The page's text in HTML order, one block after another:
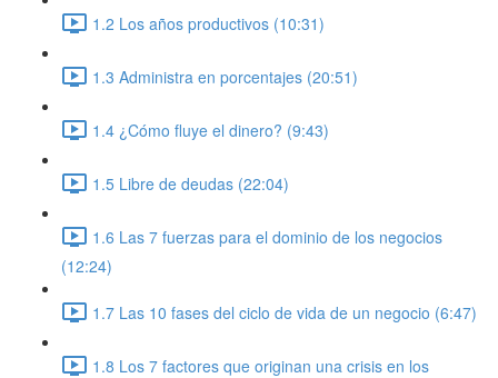
1.2 Los años productivos (10:31)
1.3 Administra en porcentajes (20:51)
1.4 ¿Cómo fluye el dinero? (9:43)
1.5 Libre de deudas (22:04)
1.6 Las 7 fuerzas para el dominio de los negocios
(12:24)
1.7 Las 10 fases del ciclo de vida de un negocio (6:47)
1.8 Los 7 factores que originan una crisis en los